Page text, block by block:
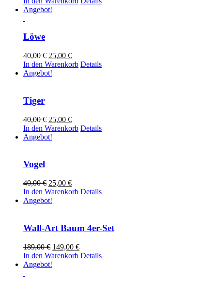
war:
Angebot!
Löwe
40,00€ Ursprünglicher
Preis
war:
25,00 €Aktueller
Preis
In den Warenkorb Details
Angebot!
Tiger
40,00€ Ursprünglicher
Preis
war:
25,00 €Aktueller
Preis
In den Warenkorb Details
Angebot!
Vogel
40,00€ Ursprünglicher
Preis
war:
25,00 €Aktueller
Preis
In den Warenkorb Details
Angebot!
Wall-Art Baum 4er-Set
189,00€ Ursprünglicher
Preis
149,00 €Aktueller
Preis
In den Warenkorb Details
Angebot!